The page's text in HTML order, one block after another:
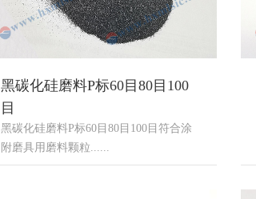
黑碳化硅磨料P标60目80目100
目
黑碳化硅磨料P标60目80目100目符合涂
附磨具用磨料颗粒......